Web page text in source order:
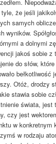
że jeśli
samych
wyników.
a dolnymi
jakoś sobie z
do słów, które
bełkotliwość
Otóż, drodzy
stawia sobie
świata,
czy jest
w
w rodzaju